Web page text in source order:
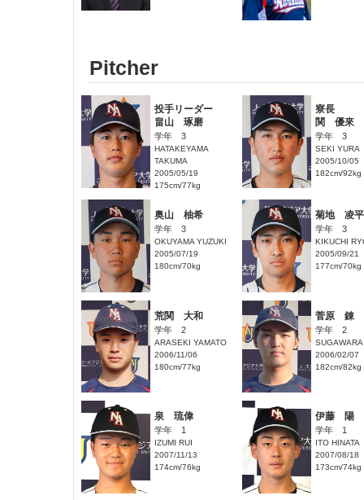
Pitcher
投手リーダー
畠山 琢磨
学年 3
HATAKEYAMA
TAKUMA
2005/05/19
175cm/77kg
寮長
関 優來
学年 3
SEKI YURA
2005/10/05
182cm/92kg
奥山 柚希
学年 3
OKUYAMA YUZUKI
2005/07/19
180cm/70kg
菊地 凌平
学年 3
KIKUCHI
2005/09/21
177cm/70kg
荒関 大和
学年 2
ARASEKI YAMATO
2006/11/06
180cm/77kg
菅原 錬
学年 2
SUGAWARA
2006/02/07
182cm/82kg
泉 琉偉
学年 1
IZUMI RUI
2007/11/13
174cm/76kg
伊藤 陽
学年 1
ITO HINATA
2007/08/18
173cm/74kg